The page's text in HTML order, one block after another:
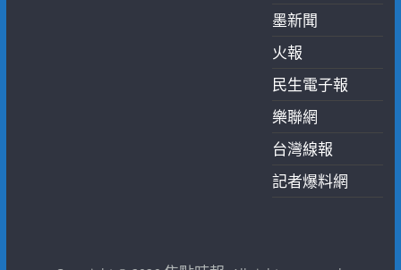
墨新聞
火報
民生電子報
樂聯網
台灣線報
記者爆料網